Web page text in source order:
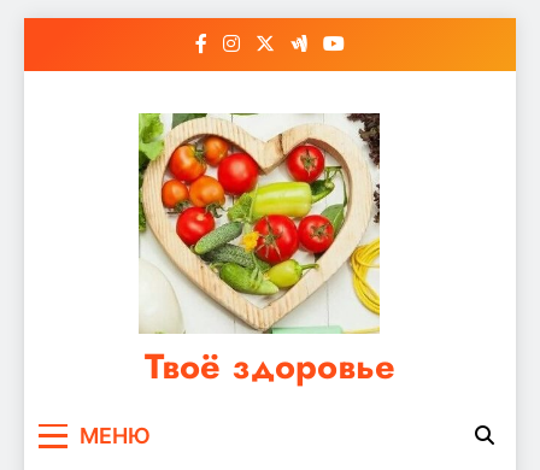
Твоё здоровье
мужском здоровье
МЕНЮ